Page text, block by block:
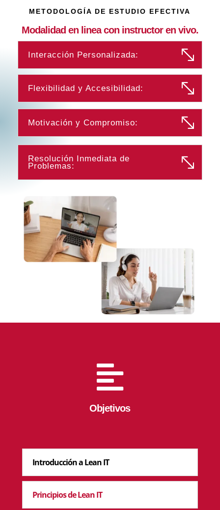
METODOLOGÍA DE ESTUDIO EFECTIVA
Modalidad en linea con instructor en vivo.
Interacción Personalizada:
Flexibilidad y Accesibilidad:
Motivación y Compromiso:
Resolución Inmediata de
Problemas:

Objetivos
Introducción a Lean IT
Principios de Lean IT